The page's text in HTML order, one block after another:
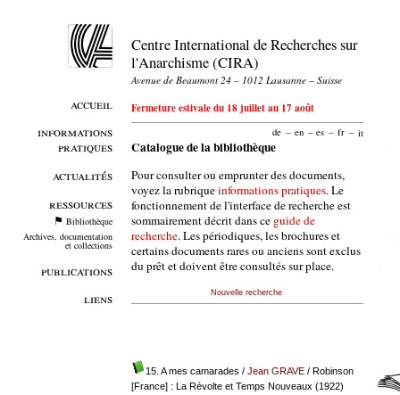
accueil
informations
pratiques
actualités
ressources
Bibliothèque
Archives, documentation
et collections
publications
liens
Centre International de Recherches sur
l'Anarchisme (CIRA)
Avenue de Beaumont 24 – 1012 Lausanne – Suisse
Fermeture estivale du 18 juillet au 17 août
de – en – es – fr – it
Catalogue de la bibliothèque
Pour consulter ou emprunter des documents,
voyez la rubriqueinformations pratiques. Le
fonctionnement de l'interface de recherche est
sommairement décrit dans ce guide de
recherche. Les périodiques, les brochures et
certains documents rares ou anciens sont exclus
du prêt et doivent être consultés sur place.
Nouvelle recherche
15. A mes camarades / Jean GRAVE/ Robinson
[France] : La Révolte et Temps Nouveaux (1922)